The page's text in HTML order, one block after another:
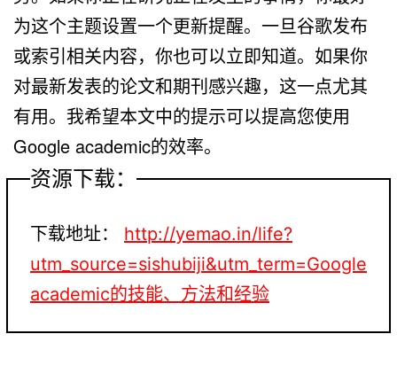
为这个主题设置一个更新提醒。一旦谷歌发布
或索引相关内容，你也可以立即知道。如果你
对最新发表的论文和期刊感兴趣，这一点尤其
有用。我希望本文中的提示可以提高您使用
Google academic的效率。
资源下载：
下载地址：
http://yemao.in/life?
utm_source=sishubiji&utm_term=Google
academic的技能、方法和经验